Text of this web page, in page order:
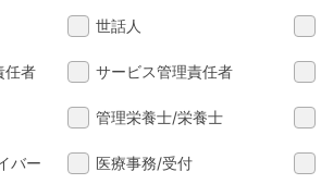
世話人
任者 サービス管理責任者
管理栄養士/栄養士
バー 医療事務/受付